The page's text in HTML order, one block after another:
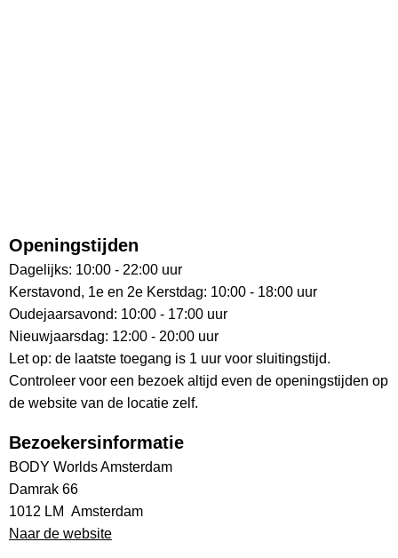
Openingstijden
Dagelijks: 10:00 - 22:00 uur
Kerstavond, 1e en 2e Kerstdag: 10:00 - 18:00 uur
Oudejaarsavond: 10:00 - 17:00 uur
Nieuwjaarsdag: 12:00 - 20:00 uur
Let op: de laatste toegang is 1 uur voor sluitingstijd.
Controleer voor een bezoek altijd even de openingstijden op
de website van de locatie zelf.
Bezoekersinformatie
BODY Worlds Amsterdam
Damrak 66
1012 LM Amsterdam
Naar de website